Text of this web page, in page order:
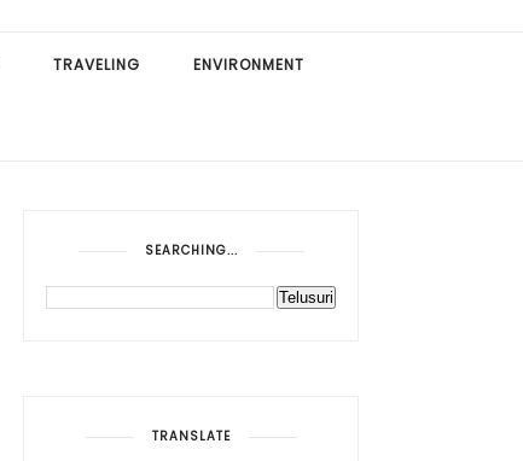
TRAVELING ENVIRONMENT
SEARCHING...
TRANSLATE